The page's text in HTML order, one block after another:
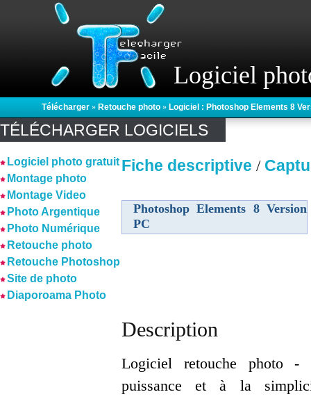
Logiciel
Télécharger » Retouche photo » Logiciel : Photoshop Elements 8
TÉLÉCHARGER LOGICIELS
Logiciel photo gratuit
Montage photo
Montage Video
Photo Argentique
Photo Numérique
Retouche photo
Retouche Photoshop
Site de photo
Diaporoama Photo
Fiche descriptive /
Photoshop Elements 8 Version
PC
Description
Logiciel retouche photo
puissance et à la